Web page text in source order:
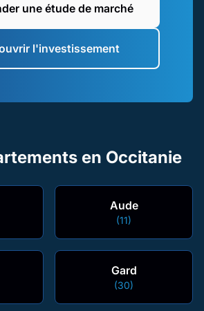
une étude de marché
l'investissement
en Occitanie
Aude
(11)
Gard
(30)